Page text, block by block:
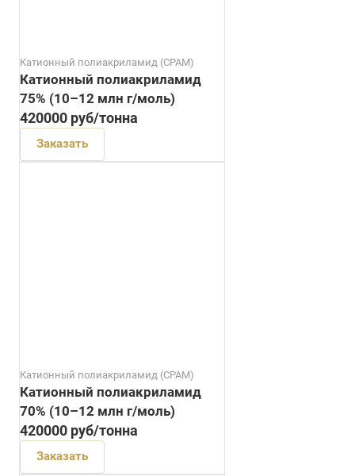
Катионный полиакриламид (CPAM)
Катионный полиакриламид
75% (10–12 млн г/моль)
420000 руб/тонна
Заказать
Катионный полиакриламид (CPAM)
Катионный полиакриламид
70% (10–12 млн г/моль)
420000 руб/тонна
Заказать